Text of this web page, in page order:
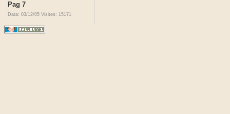
Pag 7
Data: 03/12/05 Visites: 15171